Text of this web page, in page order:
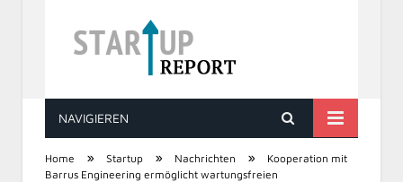
STARTUP REPORT
NAVIGIEREN
Home » Startup » Nachrichten »
Kooperation mit
Barrus Engineering ermöglicht wartungsfreien